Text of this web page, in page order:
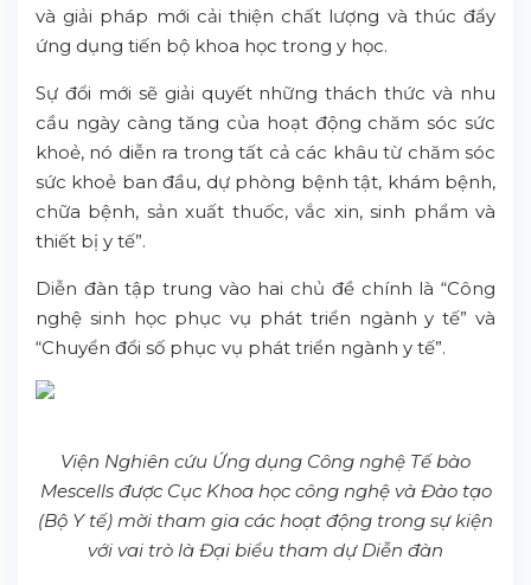
và giải pháp mới cải thiện chất lượng và thúc đẩy
ứng dụng tiến bộ khoa học trong y học.
Sự đổi mới sẽ giải quyết những thách thức và nhu
cầu ngày càng tăng của hoạt động chăm sóc sức
khoẻ, nó diễn ra trong tất cả các khâu từ chăm sóc
sức khoẻ ban đầu, dự phòng bệnh tật, khám bệnh,
chữa bệnh, sản xuất thuốc, vắc xin, sinh phẩm và
thiết bị y tế”.
Diễn đàn tập trung vào hai chủ đề chính là “Công
nghệ sinh học phục vụ phát triển ngành y tế” và
“Chuyển đổi số phục vụ phát triển ngành y tế”.
Viện Nghiên cứu Ứng dụng Công nghệ Tế bào
Mescells được Cục Khoa học công nghệ và Đào tạo
(Bộ Y tế) mời tham gia các hoạt động trong sự kiện
với vai trò là Đại biểu tham dự Diễn đàn